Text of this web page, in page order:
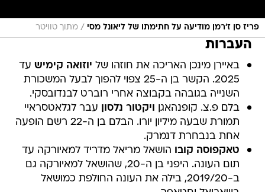
פריז סן ז'רמן מודיעה על חתימתו של ליאונל מסי / מתוך טוויטר
העברות
באיירן מינכן האריכה את חוזהו של יוזואה קימיש עד
2025. הקשר בן ה-25 צפוי להפוך לבעל המשכורת
השנייה בגובהה בקבוצה אחרי רוברט לבנדובסקי.
בלם פ.צ. קופנהאגן
ויקטור נלסון
עבר לגלאטסראיי
תמורת שבעה מיליון יורו. הבלם בן ה-22 רשם הופעה
אחת בנבחרת דנמרק.
טאקפוסה קובו
הושאל מריאל מדריד למאיורקה עד
תום העונה. היפני בן ה-20, שהושאל למאיורקה גם
ב-2019/20, בילה את העונה החולפת כמושאל